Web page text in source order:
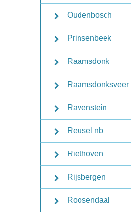
Oudenbosch
Prinsenbeek
Raamsdonk
Raamsdonksveer
Ravenstein
Reusel nb
Riethoven
Rijsbergen
Roosendaal